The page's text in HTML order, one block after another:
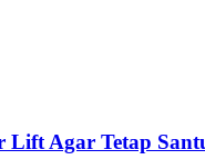
Agar Tetap